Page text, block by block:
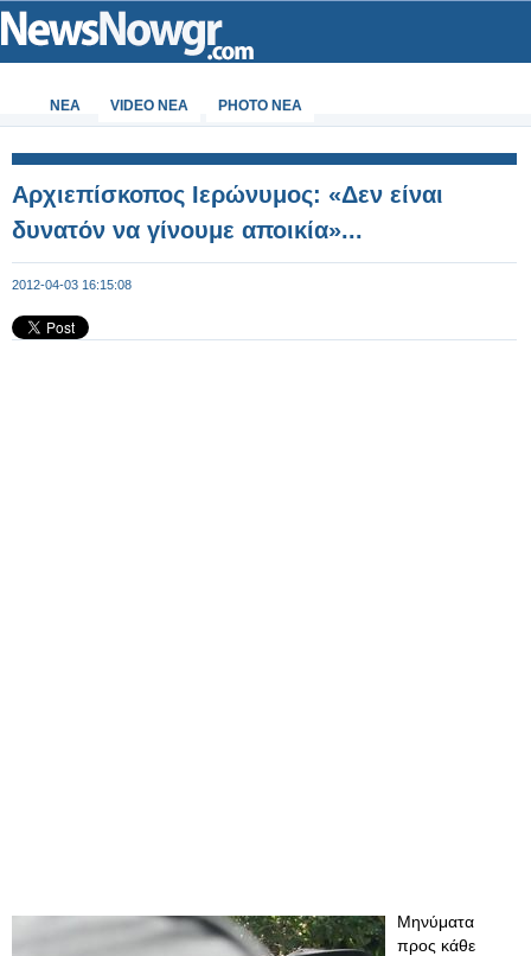
ΝΕΑ VIDEO NEA PHOTO NEA
Αρχιεπίσκοπος Ιερώνυμος: «Δεν είναι
δυνατόν να γίνουμε αποικία»...
2012-04-03 16:15:08
Μηνύματα
προς κάθε